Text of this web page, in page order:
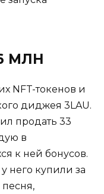
МЛН
NFT-токенов и
диджея 3LAU.
продать 33
в
к ней бонусов.
него купили за